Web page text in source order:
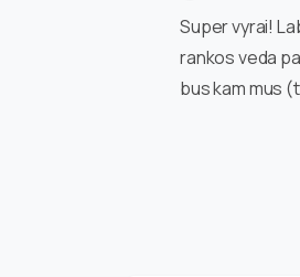
Super vyrai!
rankos veda
bus kam mus